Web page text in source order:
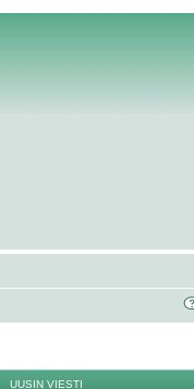
UUSIN VIESTI